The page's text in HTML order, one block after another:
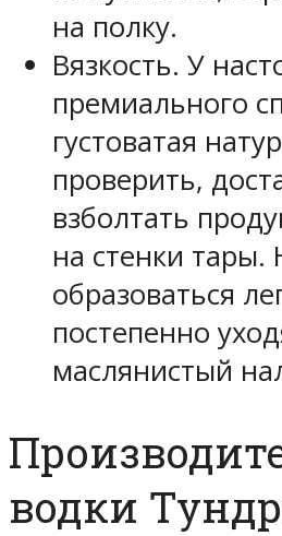
на полку.
Вязкость. У
премиального
густоватая
проверить,
взболтать
на стенки
образоваться
постепенно
маслянистый
водки